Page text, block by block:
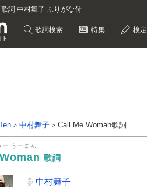
詞 中村舞子 ふりがな付
歌詞検索 特集 検定
中村舞子 Call Me Woman歌詞
うーまん
歌詞
中村舞子